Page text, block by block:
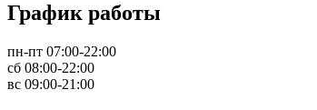
График работы
пн-пт 07:00-22:00
сб 08:00-22:00
вс 09:00-21:00